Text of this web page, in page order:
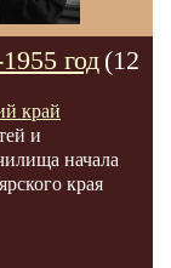
год (12
край
и
начала
края